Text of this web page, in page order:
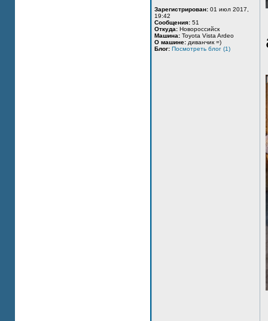
Зарегистрирован: 01 июл 2017,
19:42
Сообщения: 51
Откуда: Новороссийск
Машина: Toyota Vista Ardeo
О машине: диванчик =)
Блог: Посмотреть блог (1)